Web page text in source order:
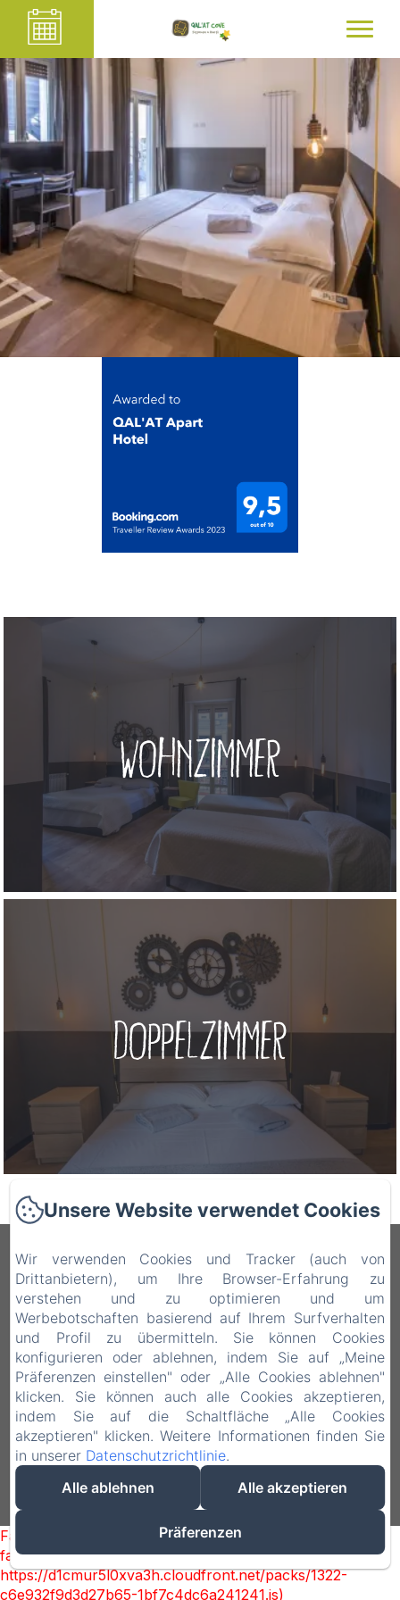
Wohnzimmer
Doppelzimmer
QAL’AT COVE
Via John F. Kennedy, 16, 93100 Caltanissetta
CL, Caltanissetta CL, 93100, Italien
qalataparthotel@gmail.com
+39 3936846279
+39 328-6590308 | +39 0934-21734
Powered mit Amenitiz
Failed to load BookingEngine/index: Loading chunk 1322
failed. (missing:
https://d1cmur5l0xva3h.cloudfront.net/packs/1322-
c6e932f9d3d27b65-1bf7c4dc6a241241.js)
Unsere Website verwendet Cookies
Wir verwenden Cookies und Tracker (auch von
Drittanbietern), um Ihre Browser-Erfahrung zu
verstehen und zu optimieren und um
Werbebotschaften basierend auf Ihrem Surfverhalten
und Profil zu übermitteln. Sie können Cookies
konfigurieren oder ablehnen, indem Sie auf „Meine
Präferenzen einstellen" oder „Alle Cookies ablehnen"
klicken. Sie können auch alle Cookies akzeptieren,
indem Sie auf die Schaltfläche „Alle Cookies
akzeptieren" klicken. Weitere Informationen finden Sie
in unserer Datenschutzrichtlinie.
Alle ablehnen
Alle akzeptieren
Präferenzen